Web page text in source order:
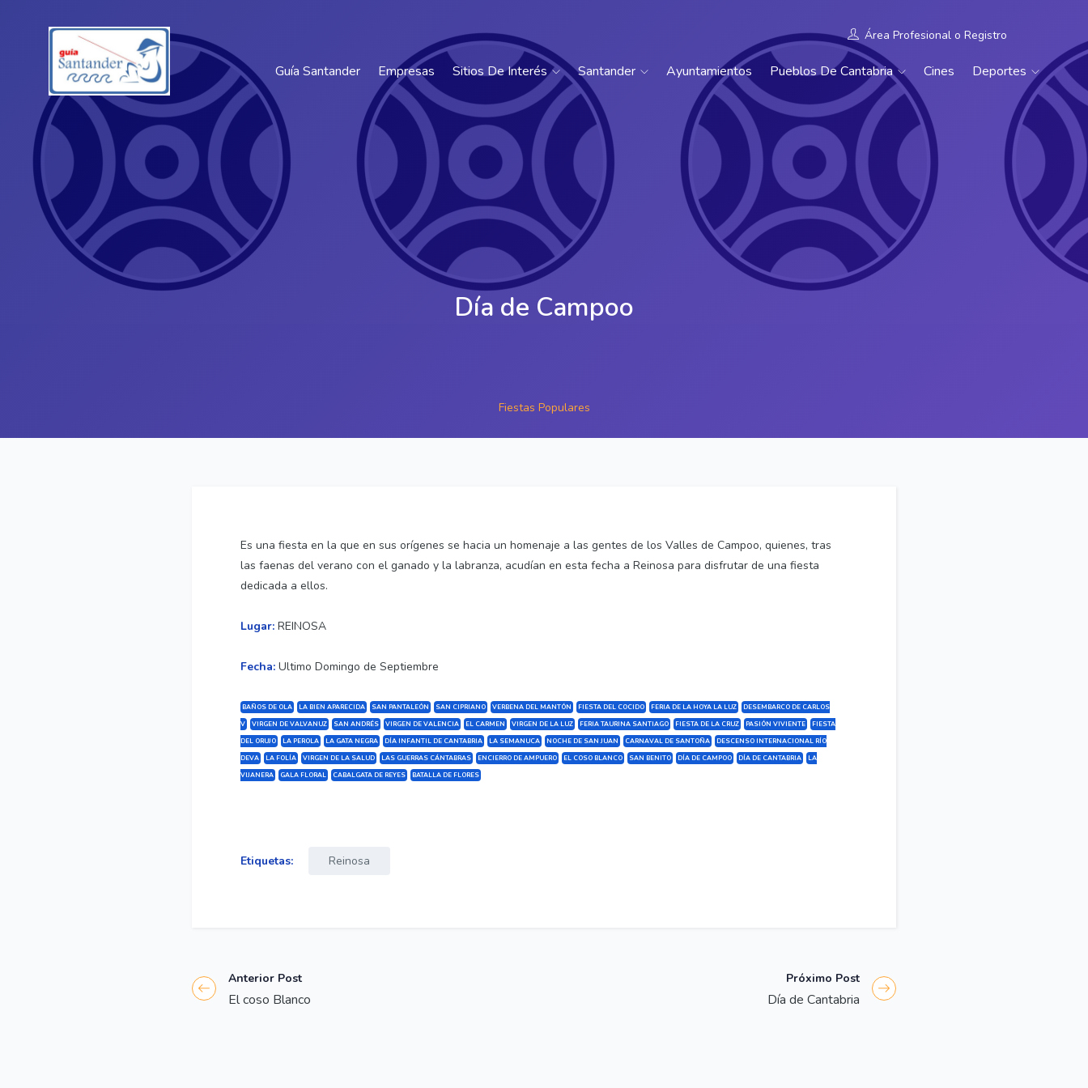
Área Profesional o Registro
Guía Santander Empresas Sitios De Interés Santander Ayuntamientos Pueblos De Cantabria Cines Deportes
Día de Campoo
Fiestas Populares
Es una fiesta en la que en sus orígenes se hacia un homenaje a las gentes de los Valles de Campoo, quienes, tras
las faenas del verano con el ganado y la labranza, acudían en esta fecha a Reinosa para disfrutar de una fiesta
dedicada a ellos.
Lugar: REINOSA
Fecha: Ultimo Domingo de Septiembre
BAÑOS DE OLA LA BIEN APARECIDA SAN PANTALEÓN SAN CIPRIANO VERBENA DEL MANTÓN FIESTA DEL COCIDO FERIA DE LA HOYA LA LUZ
DESEMBARCO DE CARLOS
V
VIRGEN DE VALVANUZ SAN ANDRÉS VIRGEN DE VALENCIA EL CARMEN VIRGEN DE LA LUZ FERIA TAURINA SANTIAGO FIESTA DE LA CRUZ PASIÓN VIVIENTE
FIESTA
DEL ORUJO
LA PEROLA LA GATA NEGRA DÍA INFANTIL DE CANTABRIA LA SEMANUCA NOCHE DE SAN JUAN CARNAVAL DE SANTOÑA
DESCENSO INTERNACIONAL RÍO
DEVA
LA FOLÍA VIRGEN DE LA SALUD LAS GUERRAS CÁNTABRAS ENCIERRO DE AMPUERO EL COSO BLANCO SAN BENITO DÍA DE CAMPOO DÍA DE CANTABRIA
LA
VIJANERA
GALA FLORAL CABALGATA DE REYES BATALLA DE FLORES
Etiquetas: Reinosa
Anterior Post
El coso Blanco
Próximo Post
Día de Cantabria